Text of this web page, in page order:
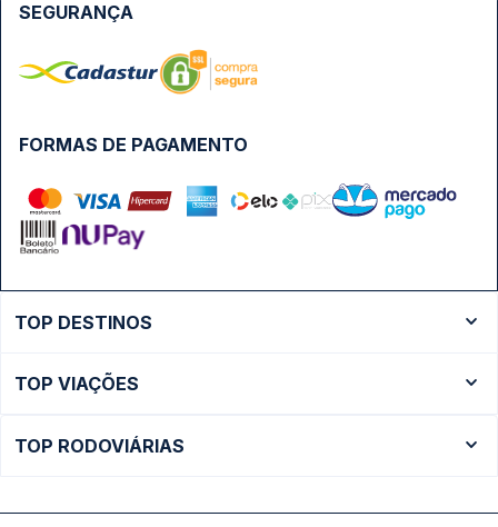
FORMAS DE PAGAMENTO
SEGURANÇA
TOP DESTINOS
Ônibus São Paulo
TOP VIAÇÕES
TOP RODOVIÁRIAS